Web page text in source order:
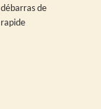
de